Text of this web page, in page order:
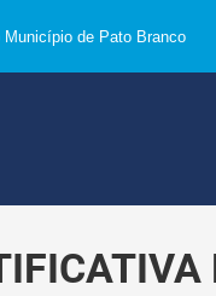
de Pato Branco